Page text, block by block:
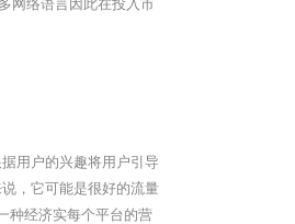
网络语言因此在投入市
用户的兴趣将用户引导
，它可能是很好的流量
种经济实每个平台的营